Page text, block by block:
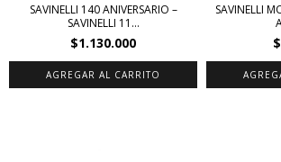
SAVINELLI 140 ANIVERSARIO –
SAVINELLI 11...
$1.130.000
SAVINELLI